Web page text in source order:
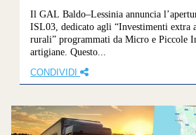
Il GAL Baldo–Lessinia annuncia
ISL03, dedicato agli “Investimenti extra
rurali” programmati da Micro e Piccole
artigiane. Questo...
CONDIVIDI